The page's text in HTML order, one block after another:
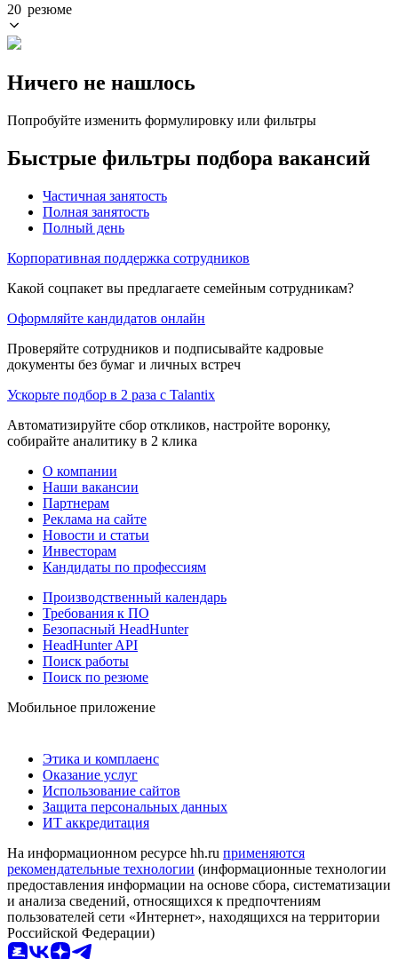
20 резюме
Ничего не нашлось
Попробуйте изменить формулировку или фильтры
Быстрые фильтры подбора вакансий
Частичная занятость
Полная занятость
Полный день
Корпоративная поддержка сотрудников
Какой соцпакет вы предлагаете семейным сотрудникам?
Оформляйте кандидатов онлайн
Проверяйте сотрудников и подписывайте кадровые
документы без бумаг и личных встреч
Ускорьте подбор в 2 раза с Talantix
Автоматизируйте сбор откликов, настройте воронку,
собирайте аналитику в 2 клика
О компании
Наши вакансии
Партнерам
Реклама на сайте
Новости и статьи
Инвесторам
Кандидаты по профессиям
Производственный календарь
Требования к ПО
Безопасный HeadHunter
HeadHunter API
Поиск работы
Поиск по резюме
Мобильное приложение
Этика и комплаенс
Оказание услуг
Использование сайтов
Защита персональных данных
ИТ аккредитация
На информационном ресурсе hh.ru применяются
рекомендательные технологии (информационные технологии
предоставления информации на основе сбора, систематизации
и анализа сведений, относящихся к предпочтениям
пользователей сети «Интернет», находящихся на территории
Российской Федерации)